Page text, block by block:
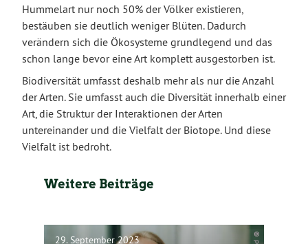
Hummelart nur noch 50% der Völker existieren,
bestäuben sie deutlich weniger Blüten. Dadurch
verändern sich die Ökosysteme grundlegend und das
schon lange bevor eine Art komplett ausgestorben ist.
Biodiversität umfasst deshalb mehr als nur die Anzahl
der Arten. Sie umfasst auch die Diversität innerhalb einer
Art, die Struktur der Interaktionen der Arten
untereinander und die Vielfalt der Biotope. Und diese
Vielfalt ist bedroht.
Weitere Beiträge
29. September 2023